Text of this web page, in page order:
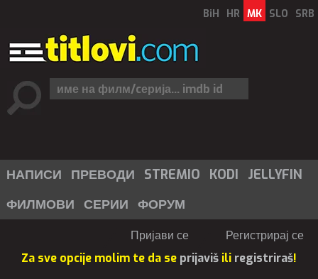
BiH HR MK SLO SRB
НАПИСИ ПРЕВОДИ STREMIO KODI
JELLYFIN
ФИЛМОВИ СЕРИИ ФОРУМ
Пријави се
Регистрирај се
Za sve opcije molim te da se prijaviš ili registriraš!